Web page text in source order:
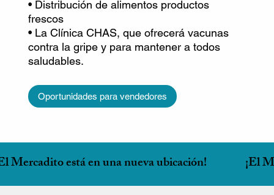
• Distribución de alimentos productos
frescos
• La Clínica CHAS, que ofrecerá vacunas
contra la gripe y para mantener a todos
saludables.
Oportunidades para vendedores
Mercadito está en una nueva ubicación! ¡El